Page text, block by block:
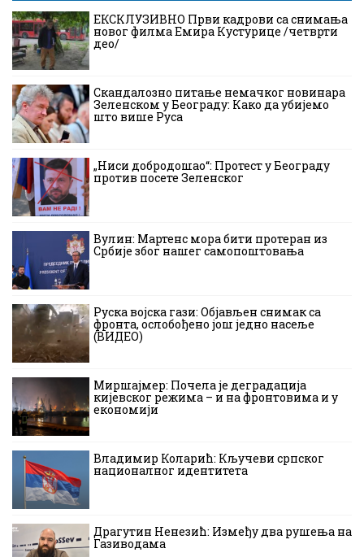
ЕКСКЛУЗИВНО Први кадрови са снимања
новог филма Емира Кустурице /четврти
део/
Скандалозно питање немачког новинара
Зеленском у Београду: Како да убијемо
што више Руса
„Ниси добродошао“: Протест у Београду
против посете Зеленског
Вулин: Мартенс мора бити протеран из
Србије због нашег самопоштовања
Руска војска гази: Објављен снимак са
фронта, ослобођено још једно насеље
(ВИДЕО)
Миршајмер: Почела је деградација
кијевског режима – и на фронтовима и у
економији
Владимир Коларић: Кључеви српског
националног идентитета
Драгутин Ненезић: Између два рушења на
Газиводама